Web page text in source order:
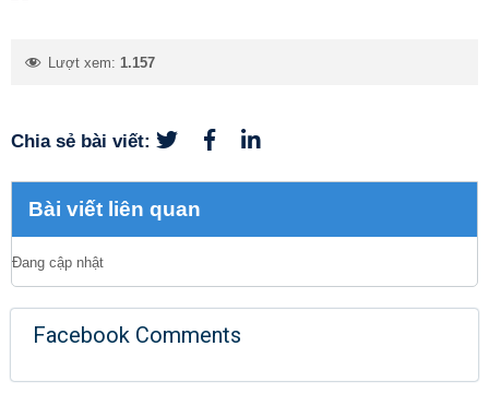
Lượt xem: 1.157
Chia sẻ bài viết:
Bài viết liên quan
Đang cập nhật
Facebook Comments